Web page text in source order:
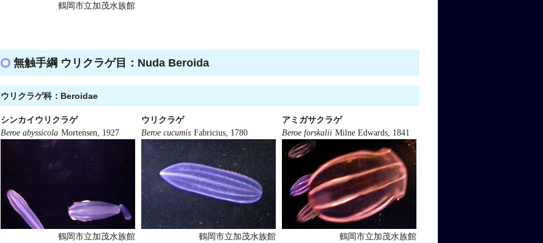
鶴岡市立加茂水族館
無触手綱 ウリクラゲ目：Nuda Beroida
ウリクラゲ科：Beroidae
シンカイウリクラゲ
Beroe abyssicola Mortensen, 1927
鶴岡市立加茂水族館
ウリクラゲ
Beroe cucumis Fabricius, 1780
鶴岡市立加茂水族館
アミガサクラゲ
Beroe forskalii Milne Edwards, 1841
鶴岡市立加茂水族館